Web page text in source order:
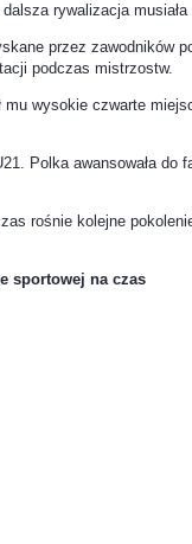
rywalizacja
przez zawodników
podczas mistrzostw.
wysokie czwarte
Polka awansowała
rośnie kolejne
sportowej na czas